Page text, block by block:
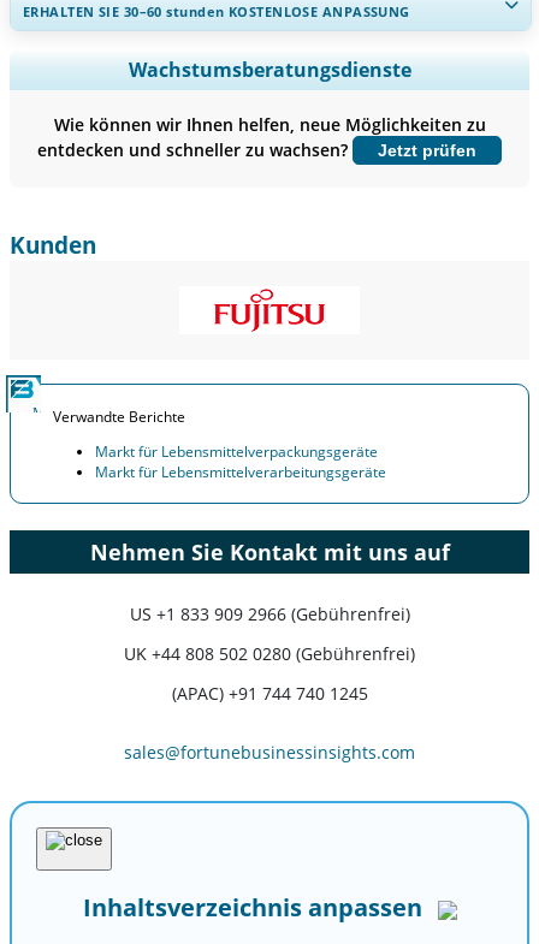
ERHALTEN SIE 30–60stunden KOSTENLOSE ANPASSUNG
Regionale und länderspezifische Abdeckung erweitern,
Segmentanalyse, Unternehmensprofile, Wettbewerbs-
Jetzt anpassen
Wachstumsberatungsdienste
Wie können wir Ihnen helfen, neue Möglichkeiten zu
entdecken und schneller zu wachsen?
Jetzt prüfen
Kunden
Verwandte Berichte
Markt für Lebensmittelverpackungsgeräte
Markt für Lebensmittelverarbeitungsgeräte
Nehmen Sie Kontakt mit uns auf
US +1 833 909 2966 (Gebührenfrei)
UK +44 808 502 0280 (Gebührenfrei)
(APAC) +91 744 740 1245
sales@fortunebusinessinsights.com
Inhaltsverzeichnis anpassen